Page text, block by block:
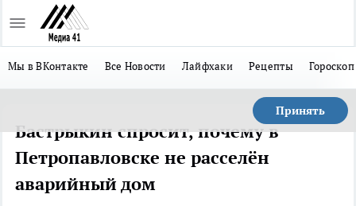
Мы в ВКонтакте Все Новости Лайфхаки Рецепты Гороскоп
Принять
Бастрыкин спросит, почему в
Петропавловске не расселён
аварийный дом